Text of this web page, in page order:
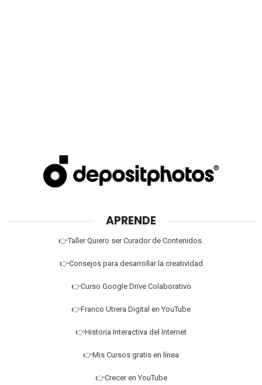
APRENDE
👉Taller Quiero ser Curador de Contenidos.
👉Consejos para desarrollar la creatividad
👉Curso Google Drive Colaborativo
👉Franco Utrera Digital en YouTube
👉Historia Interactiva del Internet
👉Mis Cursos gratis en línea
👉Crecer en YouTube